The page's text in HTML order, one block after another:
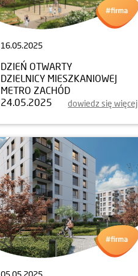
16.05.2025
DZIEŃ OTWARTY
DZIELNICY MIESZKANIOWEJ
METRO ZACHÓD
24.05.2025
dowiedz się więcej
05.05.2025